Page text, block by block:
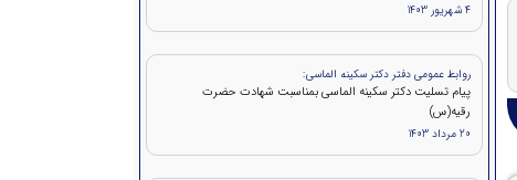
4 شهریور 1403
روابط عمومی دفتر دکتر سکینه الماسی:
پیام تسلیت دکتر سکینه الماسی بمناسبت شهادت حضرت
رقیه(س)
20 مرداد 1403